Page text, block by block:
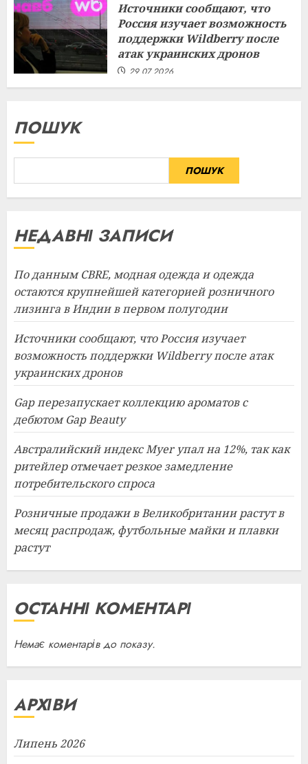
Источники сообщают, что
Россия изучает возможность
поддержки Wildberry после
атак украинских дронов
29.07.2026
ПОШУК
ПОШУК
НЕДАВНІ ЗАПИСИ
По данным CBRE, модная одежда и одежда
остаются крупнейшей категорией розничного
лизинга в Индии в первом полугодии
Источники сообщают, что Россия изучает
возможность поддержки Wildberry после атак
украинских дронов
Gap перезапускает коллекцию ароматов с
дебютом Gap Beauty
Австралийский индекс Myer упал на 12%, так как
ритейлер отмечает резкое замедление
потребительского спроса
Розничные продажи в Великобритании растут в
месяц распродаж, футбольные майки и плавки
растут
ОСТАННІ КОМЕНТАРІ
Немає коментарів до показу.
АРХІВИ
Липень 2026